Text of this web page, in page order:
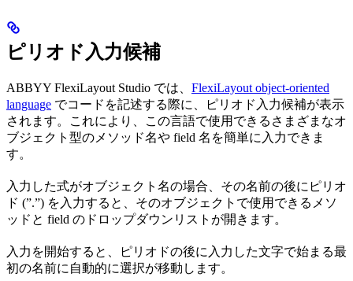
ピリオド入力候補
ABBYY FlexiLayout Studio では、 FlexiLayout object-oriented
language でコードを記述する際に、ピリオド入力候補が表示
されます。これにより、この言語で使用できるさまざまなオ
ブジェクト型のメソッド名や field 名を簡単に入力できま
す。
入力した式がオブジェクト名の場合、その名前の後にピリオ
ド (”.”) を入力すると、そのオブジェクトで使用できるメソ
ッドと field のドロップダウンリストが開きます。
入力を開始すると、ピリオドの後に入力した文字で始まる最
初の名前に自動的に選択が移動します。